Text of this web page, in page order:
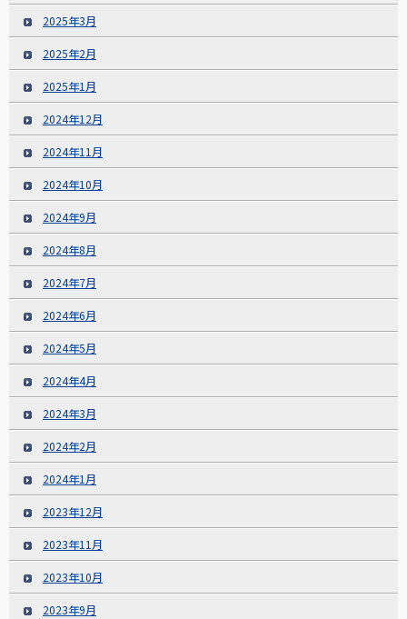
2025年3月
2025年2月
2025年1月
2024年12月
2024年11月
2024年10月
2024年9月
2024年8月
2024年7月
2024年6月
2024年5月
2024年4月
2024年3月
2024年2月
2024年1月
2023年12月
2023年11月
2023年10月
2023年9月